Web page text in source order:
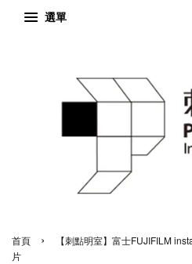
選單
首頁 ›
【刺點明室】富士FUJIFILM
片